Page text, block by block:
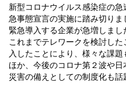
新型コロナウイルス感染症の
急事態宣言の実施に踏み切り
緊急導入する企業が急増しまし
これまでテレワークを検討し
入したことにより、様々な課
ほか、今後のコロナ第２波や
災害の備えとしての制度化も話